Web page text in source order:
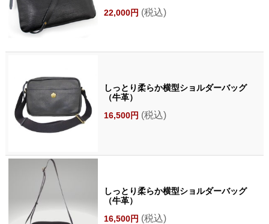
22,000円 (税込)
しっとり柔らか横型ショルダーバッグ
（牛革）
16,500円 (税込)
しっとり柔らか横型ショルダーバッグ
（牛革）
16,500円 (税込)